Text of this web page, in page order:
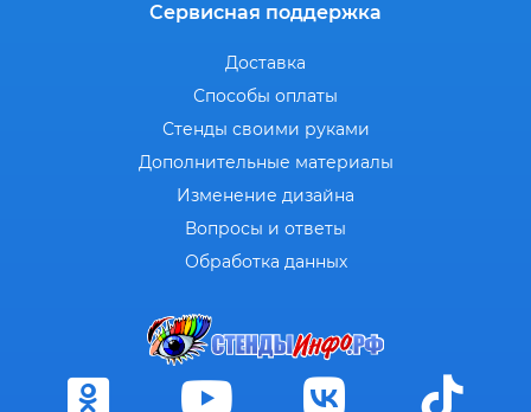
Сервисная поддержка
Доставка
Способы оплаты
Стенды своими руками
Дополнительные материалы
Изменение дизайна
Вопросы и ответы
Обработка данных